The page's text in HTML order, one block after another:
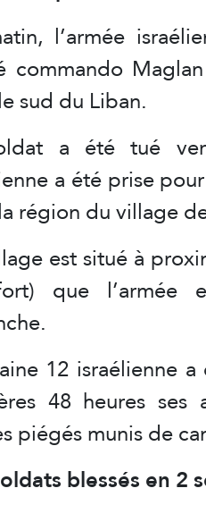
l’armée
commando
sud du Liban.
a été tué
a été prise
région du village
est situé à
que
12 israélienne
48 heures ses
piégés munis de
blessés en 2